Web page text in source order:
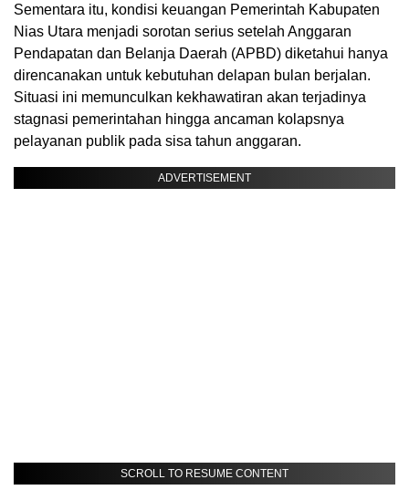
Sementara itu, kondisi keuangan Pemerintah Kabupaten
Nias Utara menjadi sorotan serius setelah Anggaran
Pendapatan dan Belanja Daerah (APBD) diketahui hanya
direncanakan untuk kebutuhan delapan bulan berjalan.
Situasi ini memunculkan kekhawatiran akan terjadinya
stagnasi pemerintahan hingga ancaman kolapsnya
pelayanan publik pada sisa tahun anggaran.
ADVERTISEMENT
SCROLL TO RESUME CONTENT